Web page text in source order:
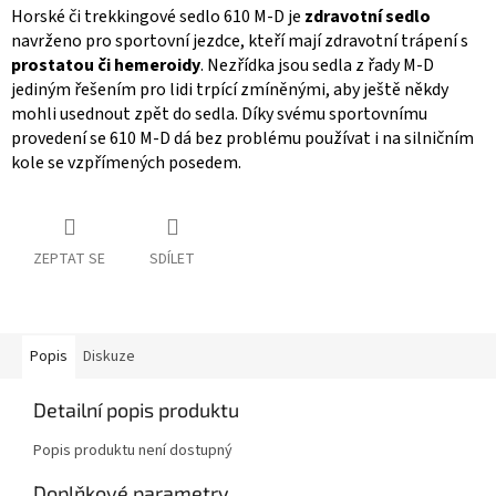
Horské či trekkingové sedlo 610 M-D je zdravotní sedlo
navrženo pro sportovní jezdce, kteří mají zdravotní trápení s
prostatou či hemeroidy. Nezřídka jsou sedla z řady M-D
jediným řešením pro lidi trpící zmíněnými, aby ještě někdy
mohli usednout zpět do sedla. Díky svému sportovnímu
provedení se 610 M-D dá bez problému používat i na silničním
kole se vzpřímených posedem.
ZEPTAT SE SDÍLET
Popis Diskuze
Detailní popis produktu
Popis produktu není dostupný